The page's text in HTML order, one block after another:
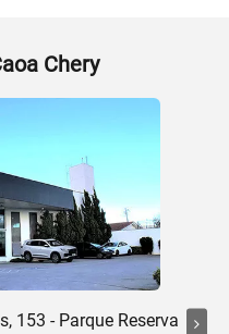
Chery
153 - Parque Reserva